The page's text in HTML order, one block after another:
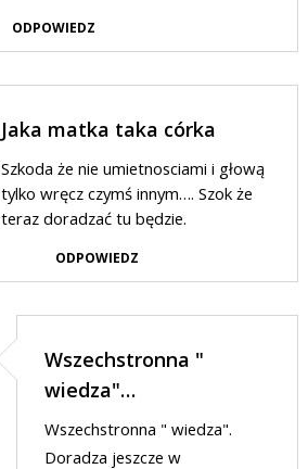
ODPOWIEDZ
Jaka matka taka córka
Szkoda że nie umietnosciami i głową
tylko wręcz czymś innym…. Szok że
teraz doradzać tu będzie.
ODPOWIEDZ
Wszechstronna "
wiedza"…
Wszechstronna " wiedza".
Doradza jeszcze w